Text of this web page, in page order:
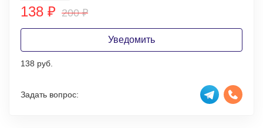
138 ₽ 200₽
Уведомить
138 руб.
Задать вопрос: